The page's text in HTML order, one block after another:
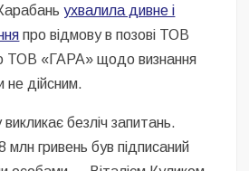
ухвалила дивне і
про відмову в позові ТОВ
ТОВ «ГАРА» щодо визнання
не дійсним.
безліч запитань.
млн гривень був підписаний